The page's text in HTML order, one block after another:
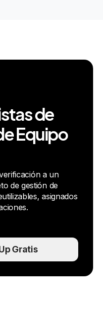
de
Equipo
a un
de gestión de
asignados
Gratis